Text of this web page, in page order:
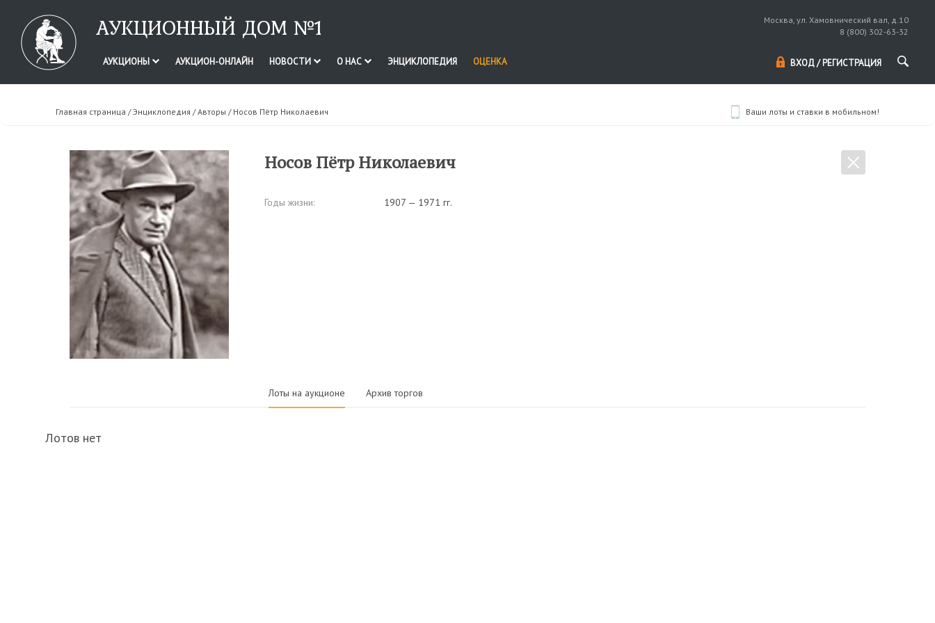
АУКЦИОННЫЙ ДОМ №1
Москва, ул. Хамовнический вал, д.10
8 (800) 302-63-32
АУКЦИОНЫ АУКЦИОН-ОНЛАЙН НОВОСТИ О НАС ЭНЦИКЛОПЕДИЯ ОЦЕНКА ВХОД / РЕГИСТРАЦИЯ
Главная страница /Энциклопедия /Авторы / Носов Пётр Николаевич Ваши лоты и ставки в мобильном!
Носов Пётр Николаевич
Годы жизни: 1907 — 1971 гг.
Лоты на аукционе Архив торгов
Лотов нет